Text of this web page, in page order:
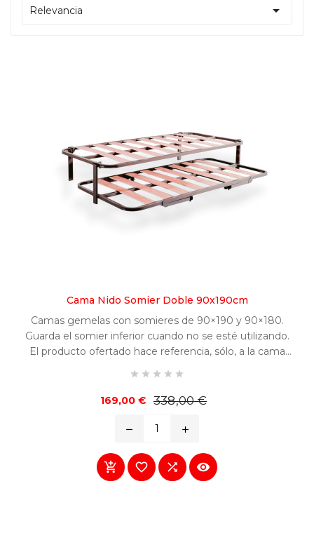
Relevancia 
Cama Nido Somier Doble 90x190cm
Camas gemelas con somieres de 90×190 y 90×180.
Guarda el somier inferior cuando no se esté utilizando.
El producto ofertado hace referencia, sólo, a la cama
    
169,00 € 338,00 €
remove add
   